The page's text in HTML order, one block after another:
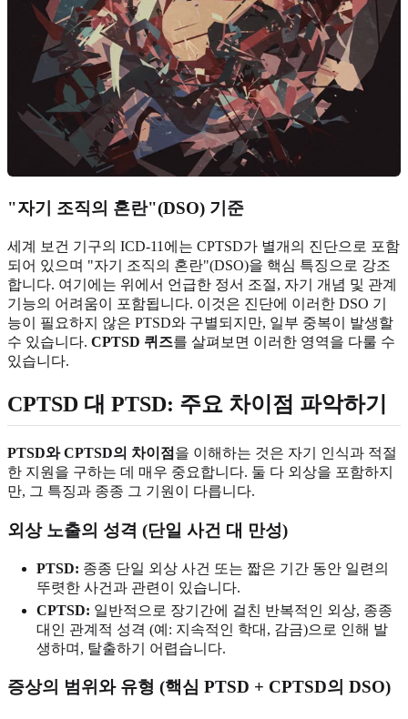
"자기 조직의 혼란"(DSO) 기준
세계 보건 기구의 ICD-11에는 CPTSD가 별개의 진단으로 포함
되어 있으며 "자기 조직의 혼란"(DSO)을 핵심 특징으로 강조
합니다. 여기에는 위에서 언급한 정서 조절, 자기 개념 및 관계
기능의 어려움이 포함됩니다. 이것은 진단에 이러한 DSO 기
능이 필요하지 않은 PTSD와 구별되지만, 일부 중복이 발생할
수 있습니다. CPTSD 퀴즈를 살펴보면 이러한 영역을 다룰 수
있습니다.
CPTSD 대 PTSD: 주요 차이점 파악하기
PTSD와 CPTSD의 차이점 을 이해하는 것은 자기 인식과 적절
한 지원을 구하는 데 매우 중요합니다. 둘 다 외상을 포함하지
만, 그 특징과 종종 그 기원이 다릅니다.
외상 노출의 성격 (단일 사건 대 만성)
PTSD: 종종 단일 외상 사건 또는 짧은 기간 동안 일련의
뚜렷한 사건과 관련이 있습니다.
CPTSD: 일반적으로 장기간에 걸친 반복적인 외상, 종종
대인 관계적 성격 (예: 지속적인 학대, 감금)으로 인해 발
생하며, 탈출하기 어렵습니다.
증상의 범위와 유형 (핵심 PTSD + CPTSD의 DSO)